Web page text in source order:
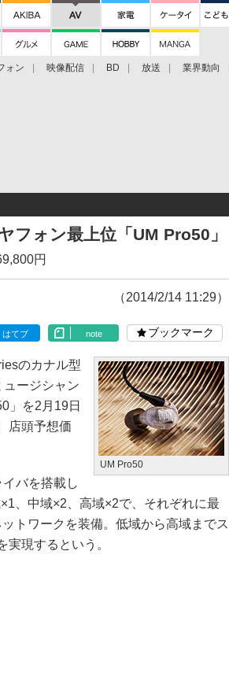
ォン 映像配信 BD 放送 業界動向
ォン最上位「UM Pro50」
円
（2014/2/14 11:29）
はてブ note ブックマーク
UM Pro50
のカナル型
ージシャン
」を2月19日
店頭予想価
バを搭載し
、中域×2、高域×2で、それぞれに最
トワークを装備。低域から高域までス
実現するという。